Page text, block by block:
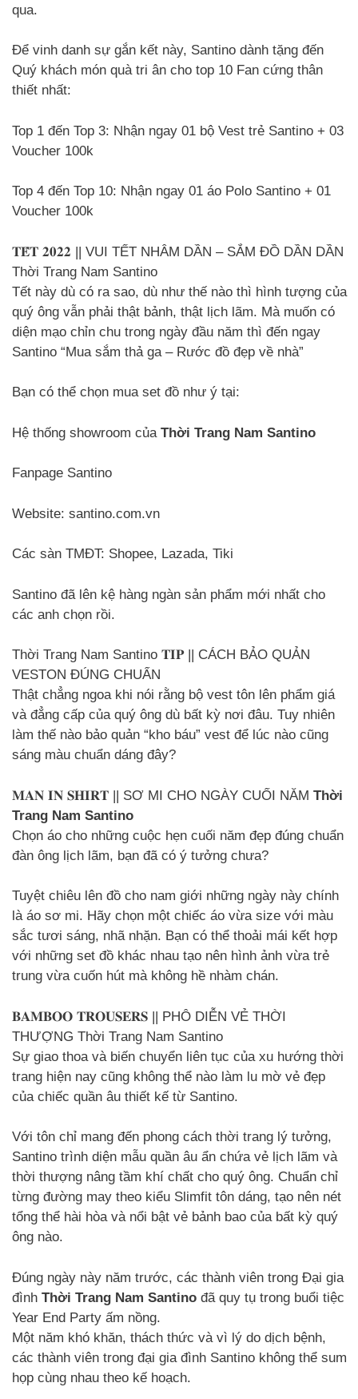
qua.
Để vinh danh sự gắn kết này, Santino dành tặng đến
Quý khách món quà tri ân cho top 10 Fan cứng thân
thiết nhất:
Top 1 đến Top 3: Nhận ngay 01 bộ Vest trẻ Santino + 03
Voucher 100k
Top 4 đến Top 10: Nhận ngay 01 áo Polo Santino + 01
Voucher 100k
𝐓𝐄̂́𝐓 𝟐𝟎𝟐𝟐 || VUI TẾT NHÂM DẦN – SẮM ĐỒ DẦN DẦN
Thời Trang Nam Santino
Tết này dù có ra sao, dù như thế nào thì hình tượng của
quý ông vẫn phải thật bảnh, thật lịch lãm. Mà muốn có
diện mạo chỉn chu trong ngày đầu năm thì đến ngay
Santino “Mua sắm thả ga – Rước đồ đẹp về nhà”
Bạn có thể chọn mua set đồ như ý tại:
Hệ thống showroom của Thời Trang Nam Santino
Fanpage Santino
Website: santino.com.vn
Các sàn TMĐT: Shopee, Lazada, Tiki
Santino đã lên kệ hàng ngàn sản phẩm mới nhất cho
các anh chọn rồi.
Thời Trang Nam Santino 𝐓𝐈𝐏 || CÁCH BẢO QUẢN
VESTON ĐÚNG CHUẨN
Thật chẳng ngoa khi nói rằng bộ vest tôn lên phẩm giá
và đẳng cấp của quý ông dù bất kỳ nơi đâu. Tuy nhiên
làm thế nào bảo quản “kho báu” vest để lúc nào cũng
sáng màu chuẩn dáng đây?
𝐌𝐀𝐍 𝐈𝐍 𝐒𝐇𝐈𝐑𝐓 || SƠ MI CHO NGÀY CUỐI NĂM Thời
Trang Nam Santino
Chọn áo cho những cuộc hẹn cuối năm đẹp đúng chuẩn
đàn ông lịch lãm, bạn đã có ý tưởng chưa?
Tuyệt chiêu lên đồ cho nam giới những ngày này chính
là áo sơ mi. Hãy chọn một chiếc áo vừa size với màu
sắc tươi sáng, nhã nhặn. Bạn có thể thoải mái kết hợp
với những set đồ khác nhau tạo nên hình ảnh vừa trẻ
trung vừa cuốn hút mà không hề nhàm chán.
𝐁𝐀𝐌𝐁𝐎𝐎 𝐓𝐑𝐎𝐔𝐒𝐄𝐑𝐒 || PHÔ DIỄN VẺ THỜI
THƯỢNG Thời Trang Nam Santino
Sự giao thoa và biến chuyển liên tục của xu hướng thời
trang hiện nay cũng không thể nào làm lu mờ vẻ đẹp
của chiếc quần âu thiết kế từ Santino.
Với tôn chỉ mang đến phong cách thời trang lý tưởng,
Santino trình diện mẫu quần âu ẩn chứa vẻ lịch lãm và
thời thượng nâng tầm khí chất cho quý ông. Chuẩn chỉ
từng đường may theo kiểu Slimfit tôn dáng, tạo nên nét
tổng thể hài hòa và nổi bật vẻ bảnh bao của bất kỳ quý
ông nào.
Đúng ngày này năm trước, các thành viên trong Đại gia
đình Thời Trang Nam Santino đã quy tụ trong buổi tiệc
Year End Party ấm nồng.
Một năm khó khăn, thách thức và vì lý do dịch bệnh,
các thành viên trong đại gia đình Santino không thể sum
họp cùng nhau theo kế hoạch.